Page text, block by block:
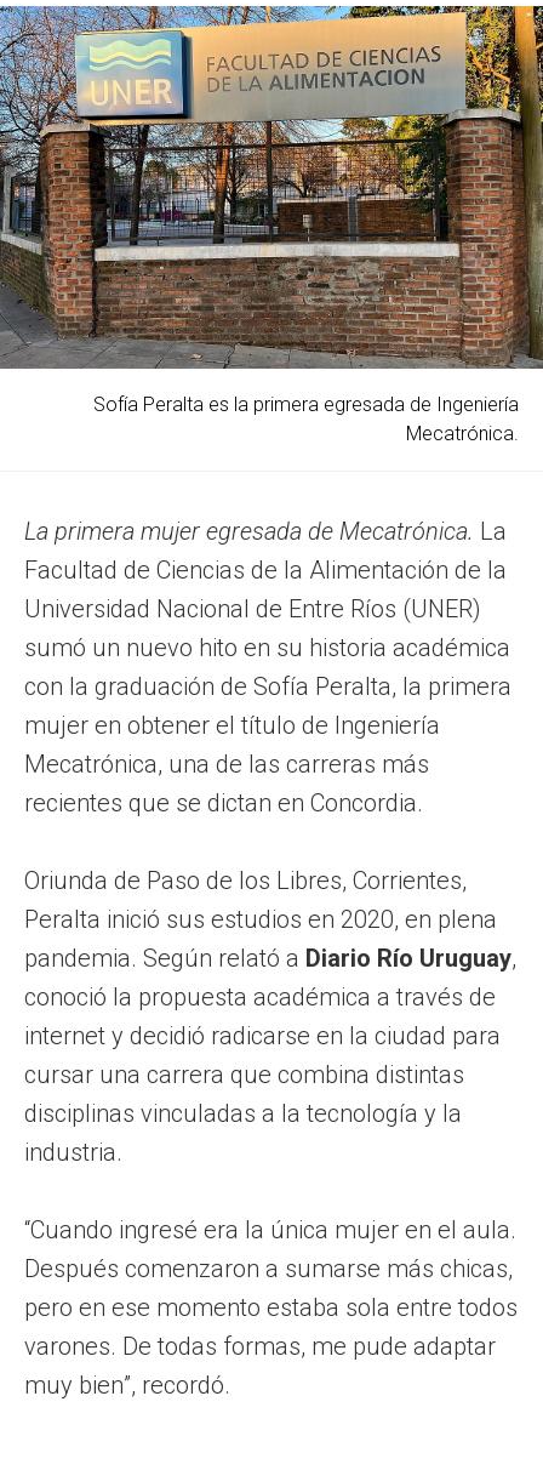
Sofía Peralta es la primera egresada de Ingeniería
Mecatrónica.
La primera mujer egresada de Mecatrónica. La
Facultad de Ciencias de la Alimentación de la
Universidad Nacional de Entre Ríos (UNER)
sumó un nuevo hito en su historia académica
con la graduación de Sofía Peralta, la primera
mujer en obtener el título de Ingeniería
Mecatrónica, una de las carreras más
recientes que se dictan en Concordia.
Oriunda de Paso de los Libres, Corrientes,
Peralta inició sus estudios en 2020, en plena
pandemia. Según relató a Diario Río Uruguay,
conoció la propuesta académica a través de
internet y decidió radicarse en la ciudad para
cursar una carrera que combina distintas
disciplinas vinculadas a la tecnología y la
industria.
“Cuando ingresé era la única mujer en el aula.
Después comenzaron a sumarse más chicas,
pero en ese momento estaba sola entre todos
varones. De todas formas, me pude adaptar
muy bien”, recordó.